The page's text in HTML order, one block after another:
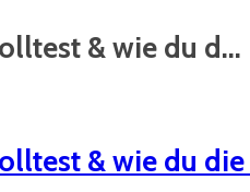
& wie du d...
& wie du